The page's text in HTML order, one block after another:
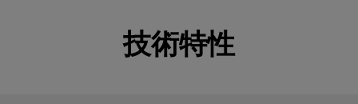
お客様に十分ご満足いた
として受け取った方は、
技術特性